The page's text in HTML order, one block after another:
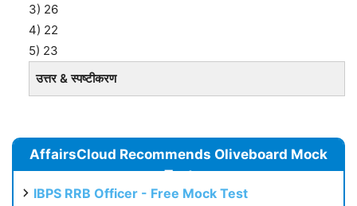
3) 26
4) 22
5) 23
उत्तर & स्पष्टीकरण
AffairsCloud Recommends Oliveboard Mock
Test
IBPS RRB Officer - Free Mock Test